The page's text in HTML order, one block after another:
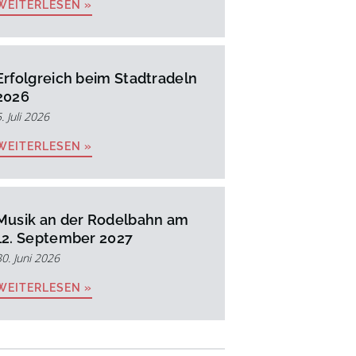
»
beim Stadtradeln
Juli 2026
»
an der Rodelbahn am
September 2027
Juni 2026
»